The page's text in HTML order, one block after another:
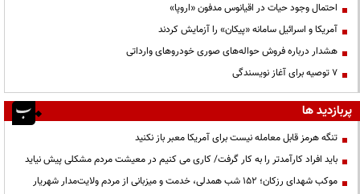
احتمال وجود حیات در اقیانوس مدفون «اروپا»
آمریکا و اسرائیل سامانه «پیکان» را آزمایش کردند
هشدار درباره فروش حواله‌های صوری خودروهای وارداتی
۷ توصیه برای آغاز نویسندگی
پربازدید ها
تنگه هرمز قابل معامله نیست برای آمریکا معبر باز نکنید
باید افراد کارآمدتر را به کار گرفت/ کاری می کنیم در معیشت مردم مشکلی پیش نیاید
موکب شهدای رزکان؛ ۱۵۲ شب همدلی، خدمت و میزبانی از مردم ولایت‌مدار شهریار